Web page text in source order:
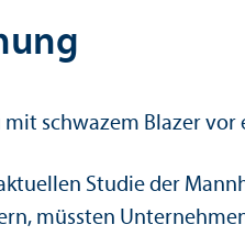
Studie der
müssten